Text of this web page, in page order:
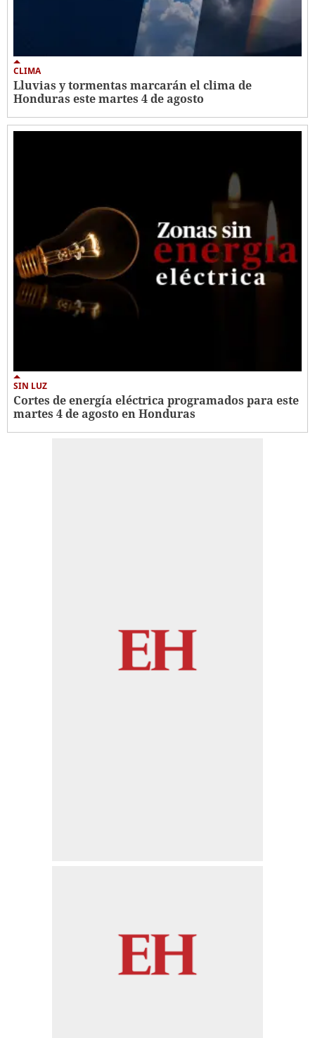
CLIMA
Lluvias y tormentas marcarán el clima de
Honduras este martes 4 de agosto
SIN LUZ
Cortes de energía eléctrica programados para este
martes 4 de agosto en Honduras